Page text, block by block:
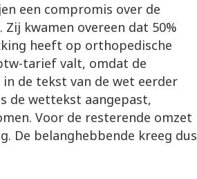
een compromis over de
kwamen overeen dat 50%
heeft op orthopedische
tarief valt, omdat de
de tekst van de wet eerder
de wettekst aangepast,
Voor de resterende omzet
De belanghebbende kreeg dus